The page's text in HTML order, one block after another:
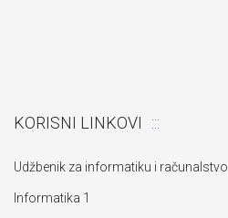
KORISNI LINKOVI
Udžbenik za informatiku i računalstvo
Informatika 1